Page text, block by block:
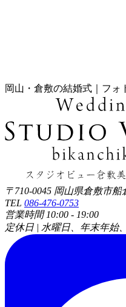
岡山・倉敷の結婚式｜フォ
〒710-0045 岡山県倉敷市船
TEL 086-476-0753
営業時間 10:00 - 19:00
定休日 | 水曜日、年末年始